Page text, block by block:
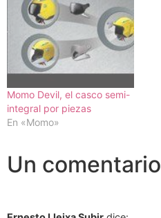
Momo Devil, el casco semi-
integral por piezas
En «Momo»
Un comentario